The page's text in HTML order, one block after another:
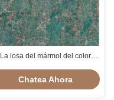
La losa del mármol del color
baldosas 6m m del granito
Chatea Ahora